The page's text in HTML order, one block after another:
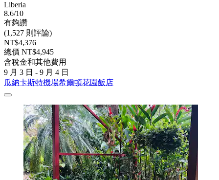
Liberia
8.6/10
有夠讚
(1,527 則評論)
NT$4,376
總價 NT$4,945
含稅金和其他費用
9 月 3 日 - 9 月 4 日
瓜納卡斯特機場希爾頓花園飯店